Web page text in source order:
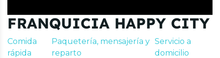
FRANQUICIA HAPPY CITY
Comida
rápida
Paquetería, mensajería y
reparto
Servicio a
domicilio